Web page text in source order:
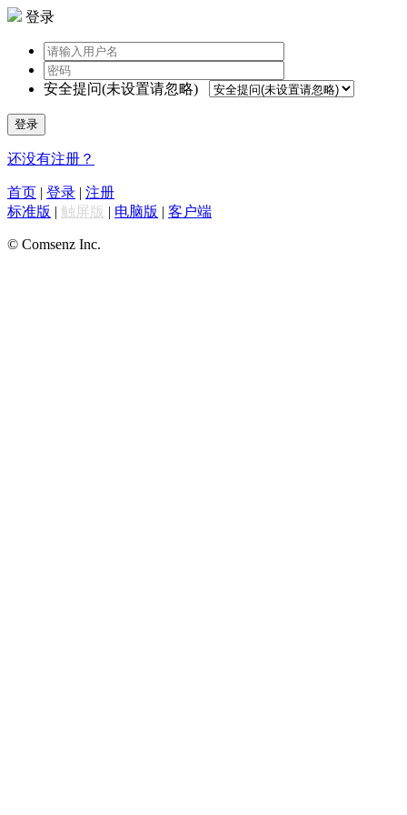
登录
安全提问(未设置请忽略)
登录
还没有注册？
首页 | 登录 | 注册
标准版 | 触屏版 | 电脑版 | 客户端
© Comsenz Inc.